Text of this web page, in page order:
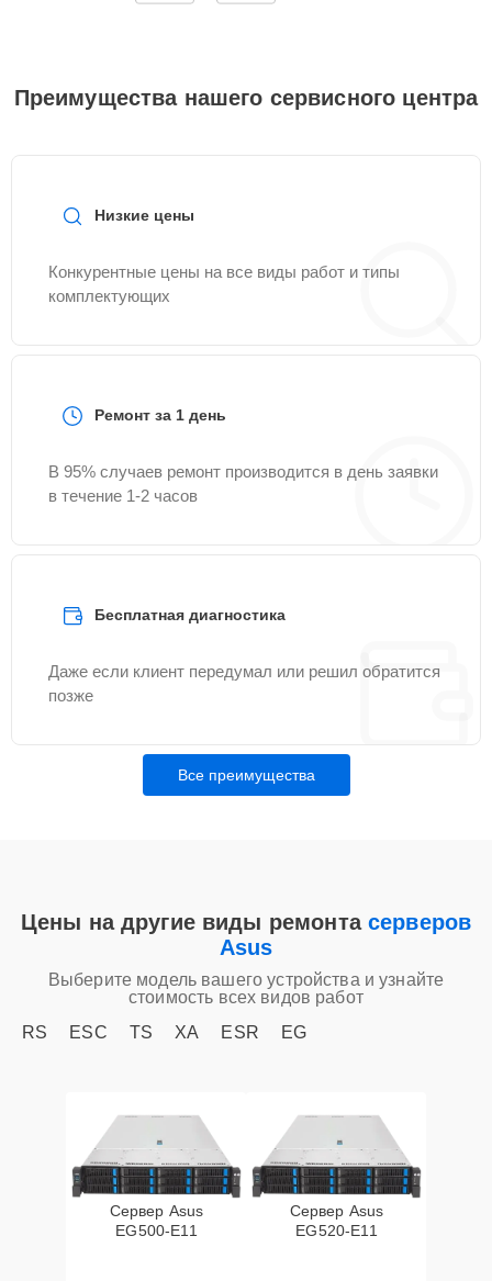
Преимущества нашего сервисного центра
Низкие цены
Конкурентные цены на все виды работ и типы
комплектующих
Ремонт за 1 день
В 95% случаев ремонт производится в день заявки
в течение 1-2 часов
Бесплатная диагностика
Даже если клиент передумал или решил обратится
позже
Все преимущества
Цены на другие виды ремонта серверов
Asus
Выберите модель вашего устройства и узнайте
стоимость всех видов работ
RS
ESC TS XA ESR EG
Сервер Asus
EG500-E11
Сервер Asus
EG520-E11